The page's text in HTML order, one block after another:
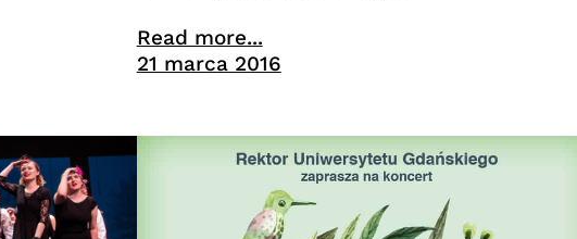
Read more...
21 marca 2016